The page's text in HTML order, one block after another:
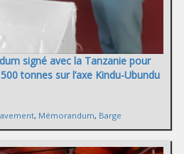
signé avec la Tanzanie pour
tonnes sur l’axe Kindu-Ubundu
, Mémorandum, Barge